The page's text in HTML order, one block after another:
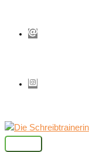
springen
Hauptmenü